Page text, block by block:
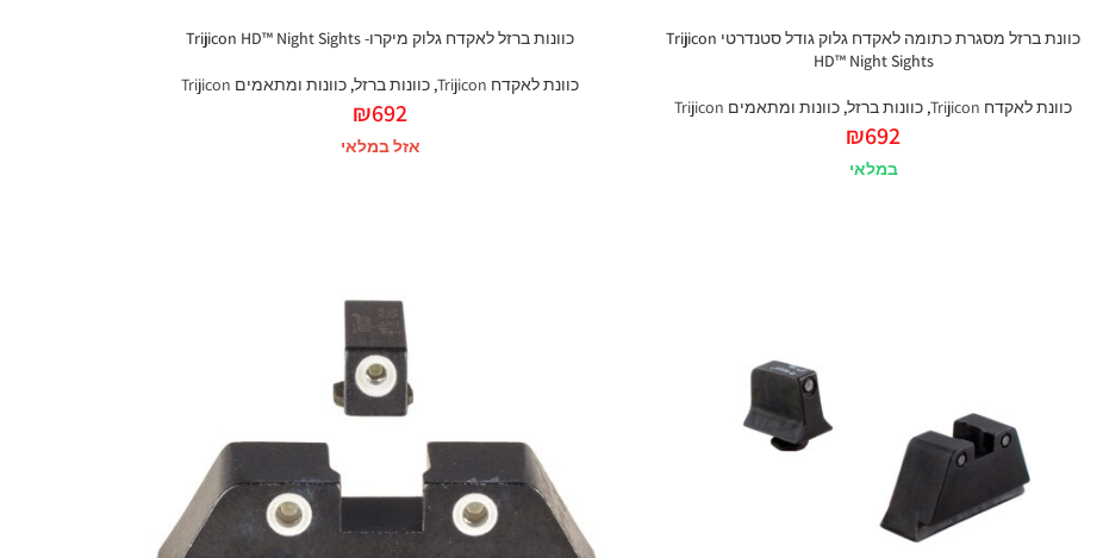
כוונת ברזל מסגרת כתומה לאקדח גלוק גודל סטנדרטי Trijicon
HD™ Night Sights
כוונת לאקדח Trijicon , כוונות ברזל, כוונות ומתאמים Trijicon
₪692
במלאי
כוונות ברזל לאקדח גלוק מיקרו- Trijicon HD™ Night Sights
כוונת לאקדח Trijicon , כוונות ברזל, כוונות ומתאמים Trijicon
₪692
אזל במלאי